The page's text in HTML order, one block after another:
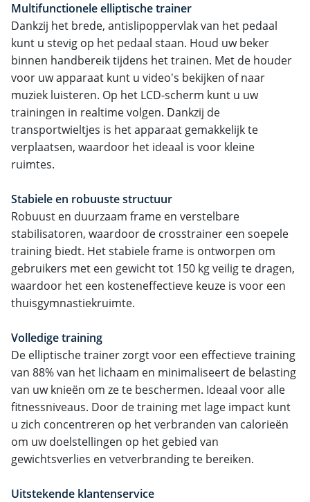
Multifunctionele elliptische trainer
Dankzij het brede, antislipoppervlak van het pedaal
kunt u stevig op het pedaal staan. Houd uw beker
binnen handbereik tijdens het trainen. Met de houder
voor uw apparaat kunt u video's bekijken of naar
muziek luisteren. Op het LCD-scherm kunt u uw
trainingen in realtime volgen. Dankzij de
transportwieltjes is het apparaat gemakkelijk te
verplaatsen, waardoor het ideaal is voor kleine
ruimtes.
Stabiele en robuuste structuur
Robuust en duurzaam frame en verstelbare
stabilisatoren, waardoor de crosstrainer een soepele
training biedt. Het stabiele frame is ontworpen om
gebruikers met een gewicht tot 150 kg veilig te dragen,
waardoor het een kosteneffectieve keuze is voor een
thuisgymnastiekruimte.
Volledige training
De elliptische trainer zorgt voor een effectieve training
van 88% van het lichaam en minimaliseert de belasting
van uw knieën om ze te beschermen. Ideaal voor alle
fitnessniveaus. Door de training met lage impact kunt
u zich concentreren op het verbranden van calorieën
om uw doelstellingen op het gebied van
gewichtsverlies en vetverbranding te bereiken.
Uitstekende klantenservice